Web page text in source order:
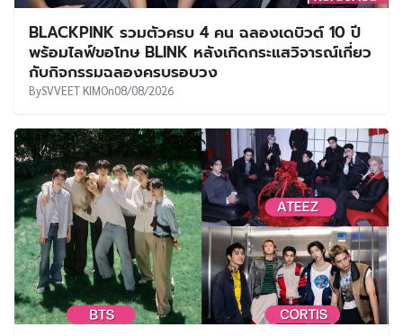
BLACKPINK รวมตัวครบ 4 คน ฉลองเดบิวต์ 10 ปี
พร้อมไลฟ์ขอโทษ BLINK หลังเกิดกระแสวิจารณ์เกี่ยว
กับกิจกรรมฉลองครบรอบวง
BySVVEET KIMOn08/08/2026